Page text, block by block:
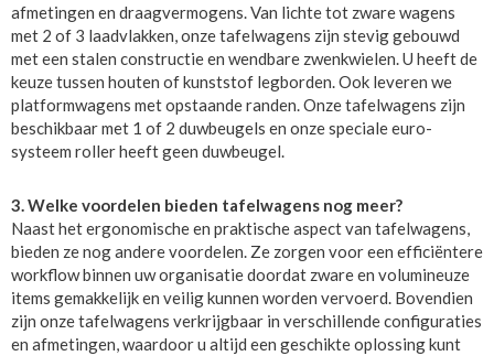
afmetingen en draagvermogens. Van lichte tot zware wagens
met 2 of 3 laadvlakken, onze tafelwagens zijn stevig gebouwd
met een stalen constructie en wendbare zwenkwielen. U heeft de
keuze tussen houten of kunststof legborden. Ook leveren we
platformwagens met opstaande randen. Onze tafelwagens zijn
beschikbaar met 1 of 2 duwbeugels en onze speciale euro-
systeem roller heeft geen duwbeugel.
3. Welke voordelen bieden tafelwagens nog meer?
Naast het ergonomische en praktische aspect van tafelwagens,
bieden ze nog andere voordelen. Ze zorgen voor een efficiëntere
workflow binnen uw organisatie doordat zware en volumineuze
items gemakkelijk en veilig kunnen worden vervoerd. Bovendien
zijn onze tafelwagens verkrijgbaar in verschillende configuraties
en afmetingen, waardoor u altijd een geschikte oplossing kunt